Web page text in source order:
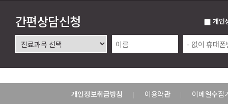
간편상담신청 개인
개인정보취급방침 이용약관 이메일수집